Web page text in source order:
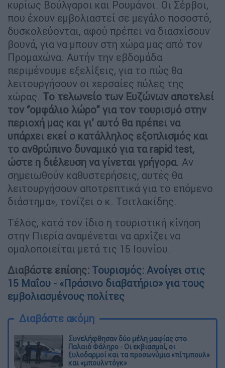
κυρίως Βούλγαροι και Ρουμάνοι. Οι Σέρβοι,
που έχουν εμβολιαστεί σε μεγάλο ποσοστό,
δυσκολεύονται, αφού πρέπει να διασχίσουν
βουνά, για να μπουν στη χώρα μας από τον
Προμαχώνα. Αυτήν την εβδομάδα
περιμένουμε εξελίξεις, για το πώς θα
λειτουργήσουν οι χερσαίες πύλες της
χώρας. Το τελωνείο των Ευζώνων αποτελεί
τον ‘’ομφάλιο λώρο’’ για τον τουρισμό στην
περιοχή μας και γι’ αυτό θα πρέπει να
υπάρχει εκεί ο κατάλληλος εξοπλισμός και
το ανθρώπινο δυναμικό για τα rapid test,
ώστε η διέλευση να γίνεται γρήγορα. Αν
σημειωθούν καθυστερήσεις, αυτές θα
λειτουργήσουν αποτρεπτικά για το επόμενο
διάστημα», τονίζει ο κ. Τσιτλακίδης.
Τέλος, κατά τον ίδιο η τουριστική κίνηση
στην Πιερία αναμένεται να αρχίζει να
ομαλοποιείται μετά τις 15 Ιουνίου.
Διαβάστε επίσης: Τουρισμός: Ανοίγει στις
15 Μαΐου - «Πράσινο διαβατήριο» για τους
εμβολιασμένους πολίτες
Διαβάστε ακόμη
Συνελήφθησαν δύο μέλη μαφίας στο
Παλαιό Φάληρο - Οι εκβιασμοί, οι
ξυλοδαρμοί και τα προσωνύμια «πίτμπουλ»
και «μπουλντόγκ»